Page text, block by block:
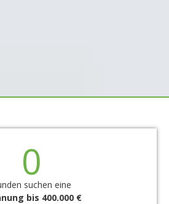
suchen eine
bis 400.000 €
0